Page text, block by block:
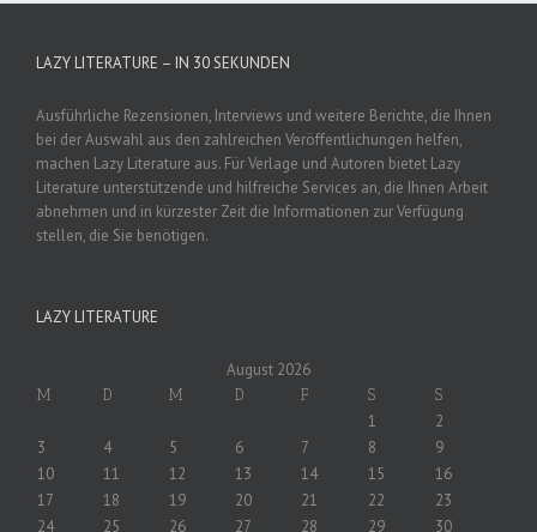
LAZY LITERATURE – IN 30 SEKUNDEN
Ausführliche Rezensionen, Interviews und weitere Berichte, die Ihnen
bei der Auswahl aus den zahlreichen Veröffentlichungen helfen,
machen Lazy Literature aus. Für Verlage und Autoren bietet Lazy
Literature unterstützende und hilfreiche Services an, die Ihnen Arbeit
abnehmen und in kürzester Zeit die Informationen zur Verfügung
stellen, die Sie benötigen.
LAZY LITERATURE
August 2026
M D M D F S S
1
2
3
4 5 6 7 8
9
10
11 12 13 14 15
16
17
18 19 20 21 22
23
24
25 26 27 28 29 30